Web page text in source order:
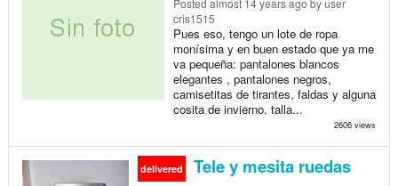
cris1515
Pues eso, tengo un lote de ropa
monísima y en buen estado que ya me
va pequeña: pantalones blancos
elegantes , pantalones negros,
camisetitas de tirantes, faldas y alguna
cosita de invierno. talla...
2606 views
delivered Tele y mesita ruedas